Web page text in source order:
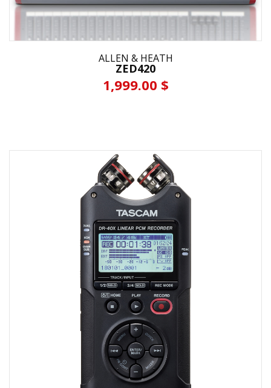
ALLEN & HEATH
ZED420
1,999.00 $